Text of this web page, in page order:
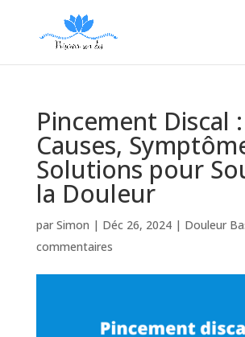
Pincement Discal :
Causes,
Solutions pour
la Douleur
par Simon | Déc 26, 2024| Douleur
commentaires